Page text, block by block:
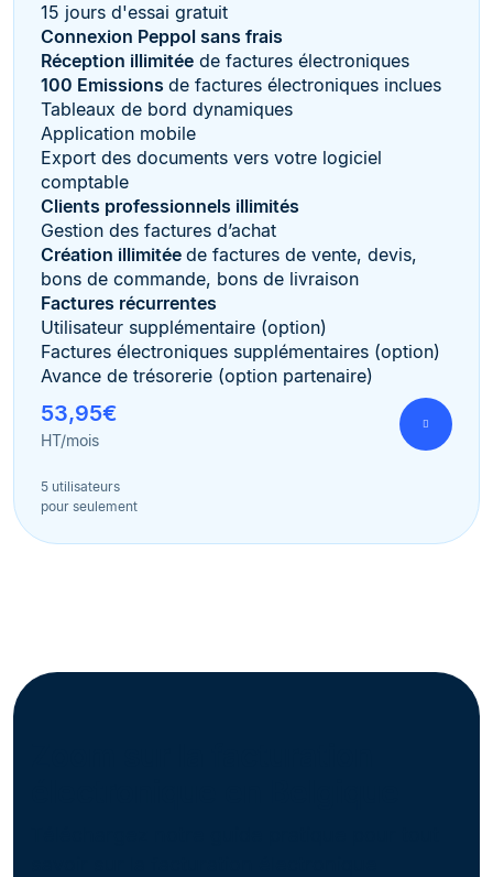
15 jours d'essai gratuit
Connexion Peppol sans frais
Réception illimitée de factures électroniques
100 Emissions de factures électroniques inclues
Tableaux de bord dynamiques
Application mobile
Export des documents vers votre logiciel
comptable
Clients professionnels illimités
Gestion des factures d’achat
Création illimitée de factures de vente, devis,
bons de commande, bons de livraison
Factures récurrentes
Utilisateur supplémentaire (option)
Factures électroniques supplémentaires (option)
Avance de trésorerie (option partenaire)
53,95€
HT/mois
5 utilisateurs
pour seulement